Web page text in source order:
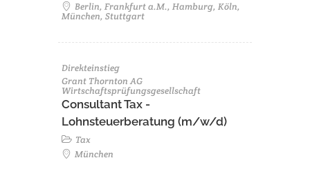
Berlin, Frankfurt a.M., Hamburg, Köln,
München, Stuttgart
Direkteinstieg
Grant Thornton AG
Wirtschaftsprüfungsgesellschaft
Consultant Tax -
Lohnsteuerberatung (m/w/d)
Tax
München